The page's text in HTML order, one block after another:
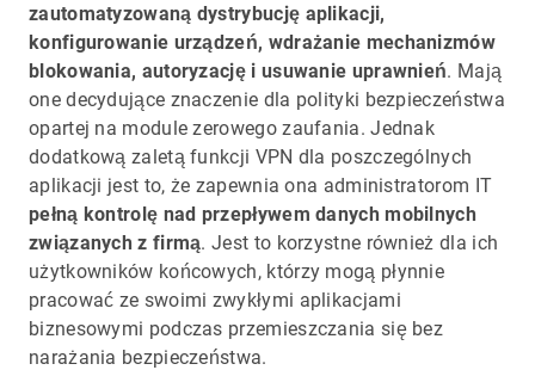
zautomatyzowaną dystrybucję aplikacji,
konfigurowanie urządzeń, wdrażanie mechanizmów
blokowania, autoryzację i usuwanie uprawnień. Mają
one decydujące znaczenie dla polityki bezpieczeństwa
opartej na module zerowego zaufania. Jednak
dodatkową zaletą funkcji VPN dla poszczególnych
aplikacji jest to, że zapewnia ona administratorom IT
pełną kontrolę nad przepływem danych mobilnych
związanych z firmą. Jest to korzystne również dla ich
użytkowników końcowych, którzy mogą płynnie
pracować ze swoimi zwykłymi aplikacjami
biznesowymi podczas przemieszczania się bez
narażania bezpieczeństwa.